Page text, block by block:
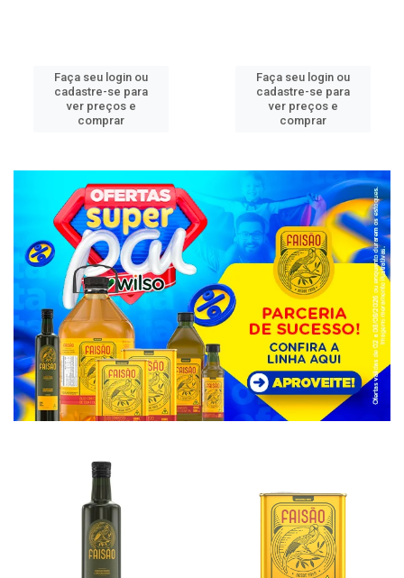
Faça seu login ou
cadastre-se para
ver preços e
comprar
Faça seu login ou
cadastre-se para
ver preços e
comprar